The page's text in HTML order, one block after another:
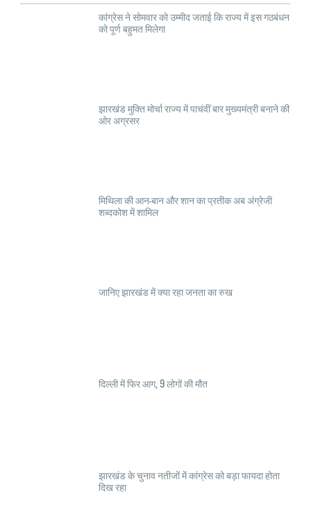
कांग्रेस ने सोमवार को उम्मीद जताई कि राज्य में इस गठबंधन
को पूर्ण बहुमत मिलेगा
झारखंड मुक्ति मोर्चा राज्य में पाचंवीं बार मुख्यमंत्री बनाने की
ओर अग्रसर
मिथिला की आन-बान और शान का प्रतीक अब अंग्रेजी
शब्दकोश में शामिल
जानिए झारखंड में क्या रहा जनता का रुख
दिल्ली में फिर आग, 9 लोगों की मौत
झारखंड के चुनाव नतीजों में कांग्रेस को बड़ा फायदा होता
दिख रहा